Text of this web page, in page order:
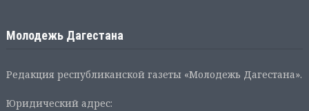
Молодежь Дагестана
Редакция республиканской газеты «Молодежь Дагестана».
Юридический адрес: